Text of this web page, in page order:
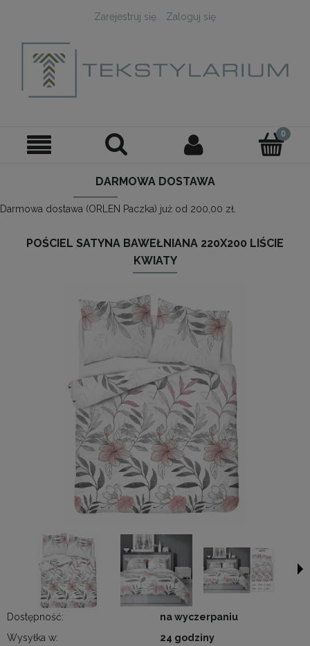
Zarejestruj się Zaloguj się
DARMOWA DOSTAWA
Darmowa dostawa (ORLEN Paczka) już od 200,00 zł.
POŚCIEL SATYNA BAWEŁNIANA 220X200 LIŚCIE
KWIATY
Dostępność:
na wyczerpaniu
Wysyłka w:
24 godziny